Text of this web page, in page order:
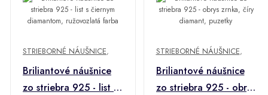
STRIEBORNÉ NÁUŠNICE,
Briliantové náušnice
zo striebra 925 - list s
STRIEBORNÉ NÁUŠNICE,
Briliantové náušnice
zo striebra 925 - obrys